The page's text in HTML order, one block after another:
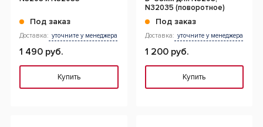
Под заказ
Доставка: уточните у менеджера
1 490 руб.
Купить
N32035 (поворотное)
Под заказ
Доставка: уточните у менеджера
1 200 руб.
Купить